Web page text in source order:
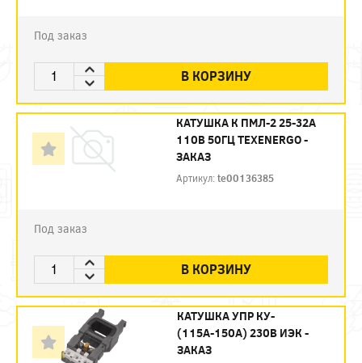
Под заказ
В КОРЗИНУ
КАТУШКА К ПМЛ-2 25-32А
110В 50ГЦ TEXENERGO -
ЗАКАЗ
Артикул:te00136385
Под заказ
В КОРЗИНУ
КАТУШКА УПР КУ-
(115А-150А) 230В ИЭК -
ЗАКАЗ